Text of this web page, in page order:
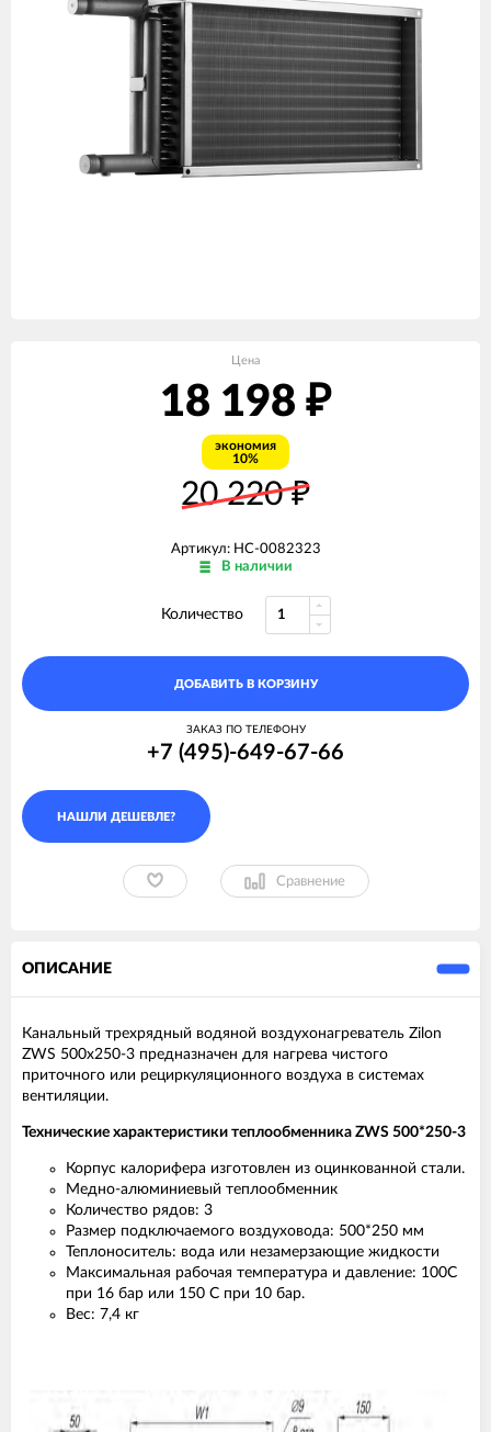
Цена
18 198 ₽
экономия
10%
20 220₽
Артикул: НС-0082323
В наличии
Количество
ДОБАВИТЬ В КОРЗИНУ
ЗАКАЗ ПО ТЕЛЕФОНУ
+7 (495)-649-67-66
Сравнение
ОПИСАНИЕ
Канальный трехрядный водяной воздухонагреватель Zilon
ZWS 500х250-3 предназначен для нагрева чистого
приточного или рециркуляционного воздуха в системах
вентиляции.
Технические характеристики теплообменника ZWS 500*250-3
Корпус калорифера изготовлен из оцинкованной стали.
Медно-алюминиевый теплообменник
Количество рядов: 3
Размер подключаемого воздуховода: 500*250 мм
Теплоноситель: вода или незамерзающие жидкости
Максимальная рабочая температура и давление: 100С
при 16 бар или 150 С при 10 бар.
Вес: 7,4 кг